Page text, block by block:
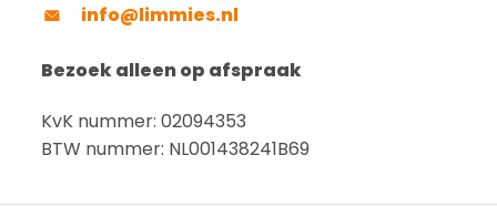
info@limmies.nl
Bezoek alleen op afspraak
KvK nummer: 02094353
BTW nummer: NL001438241B69